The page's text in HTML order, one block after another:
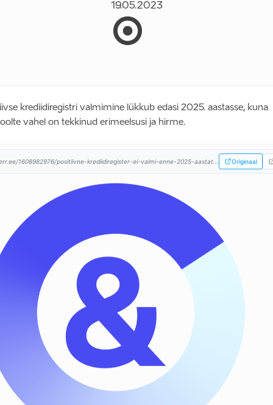
19.05.2023
krediidiregistri valmimine lükkub edasi 2025. aastasse, kuna
vahel on tekkinud erimeelsusi ja hirme.
1608982976/positiivne-krediidiregister-ei-valmi-enne-2025-aastat... Originaal